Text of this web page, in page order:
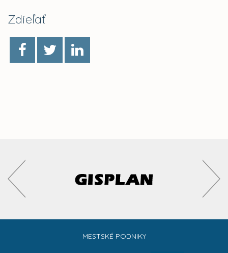
Zdieľať
MESTSKÉ PODNIKY